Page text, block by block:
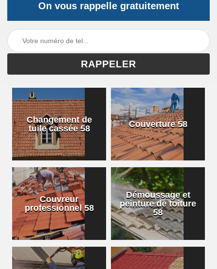
On vous rappelle gratuitement
Changement de
tuile cassée 58
Couverture 58
Couvreur
professionnel 58
Démoussage et
peinture de toiture
58